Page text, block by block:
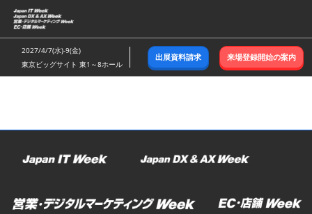
ス
キ
ッ
し
む
2027/4/7(水)-9(金)
東京ビッグサイト 東1～8ホール
出展資料請求 来場登録開始の案内